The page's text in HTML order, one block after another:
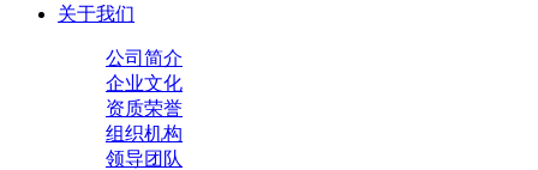
关于我们
公司简介
企业文化
资质荣誉
组织机构
领导团队